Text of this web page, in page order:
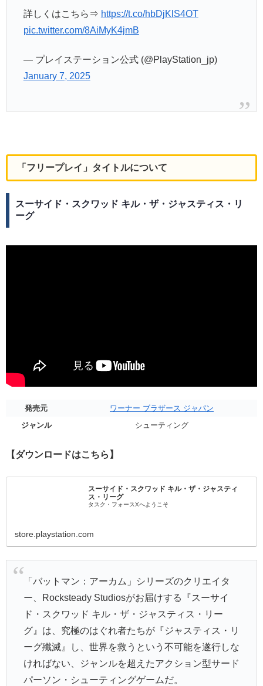
詳しくはこちら⇒ https://t.co/hbDjKlS4OT
pic.twitter.com/8AiMyK4jmB
— プレイステーション公式 (@PlayStation_jp)
January 7, 2025
「フリープレイ」タイトルについて
スーサイド・スクワッド キル・ザ・ジャスティス・リ
ーグ
発売元
ワーナー ブラザース ジャパン
ジャンル
シューティング
【ダウンロードはこちら】
スーサイド・スクワッド キル・ザ・ジャスティ
ス・リーグ
タスク・フォースXへようこそ
store.playstation.com
「バットマン：アーカム」シリーズのクリエイタ
ー、Rocksteady Studiosがお届けする『スーサイ
ド・スクワッド キル・ザ・ジャスティス・リー
グ』は、究極のはぐれ者たちが『ジャスティス・リ
ーグ殲滅』し、世界を救うという不可能を遂行しな
ければない、ジャンルを超えたアクション型サード
パーソン・シューティングゲームだ。